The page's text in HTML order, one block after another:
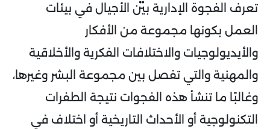
تعرف الفجوة الإدارية بين الأجيال في بيئات
العمل بكونها مجموعة من الأفكار
والأيديولوجيات والاختلافات الفكرية والأخلاقية
والمهنية والتي تفصل بين مجموعة البشر وغيرها،
وغالبًا ما تنشأ هذه الفجوات نتيجة الطفرات
التكنولوجية أو الأحداث التاريخية أو اختلاف في